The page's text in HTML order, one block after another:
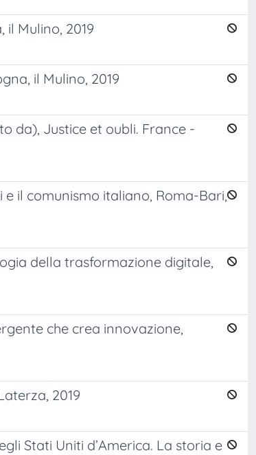
il Mulino, 2019
il Mulino, 2019
da), Justice et oubli. France -
e il comunismo italiano, Roma-Bari,
della trasformazione digitale,
che crea innovazione,
2019
Stati Uniti d’America. La storia e